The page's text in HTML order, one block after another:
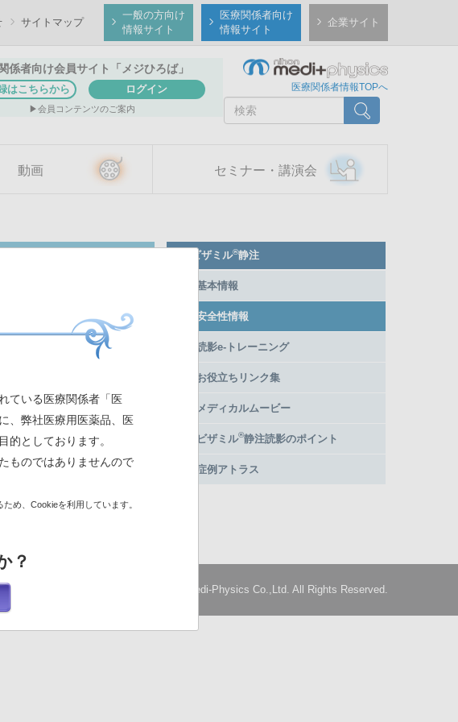
サイトマップ
一般の方向け
情報サイト
医療関係者向け
情報サイト
企業サイト
医療関係者情報TOPへ
係者向け会員サイト 「メジひろば」
はこちらから ログイン
会員コンテンツのご案内
索
検索
動画 セミナー・講演会
Member
Side
Menu
ビザミル®静注
基本情報
安全性情報
読影e-トレーニング
お役立ちリンク集
メディカルムービー
ビザミル®静注読影のポイント
症例アトラス
Copyright © Nihon Medi-Physics Co.,Ltd. All Rights Reserved.
ている医療関係者「医
、弊社医療用医薬品、医
的としております。
ものではありませんので
め、Cookieを利用しています。
？